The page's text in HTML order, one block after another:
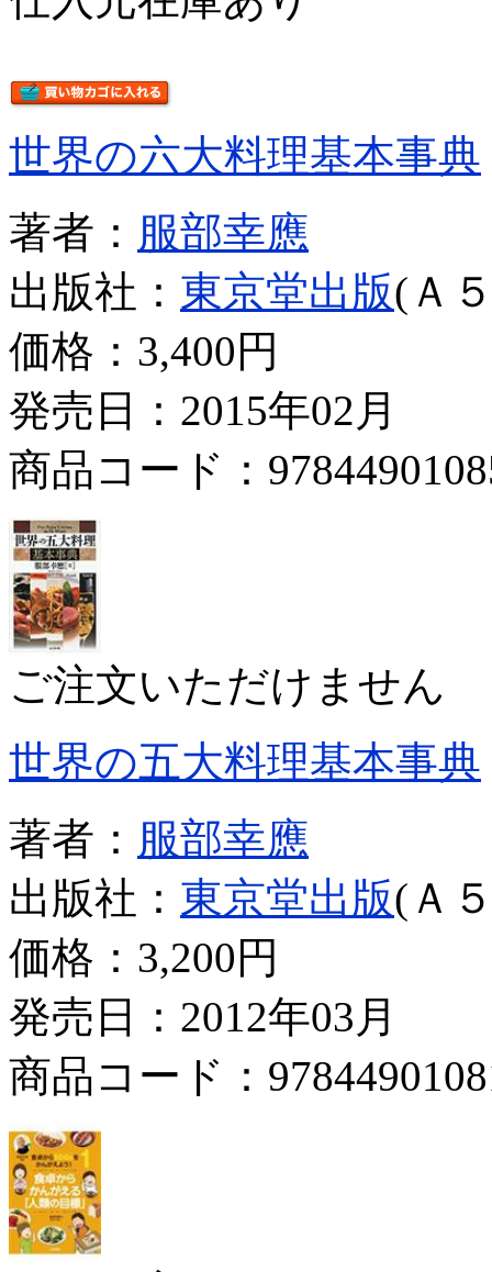
世界の六大料理基本事典
著者： 服部幸應
出版社： 東京堂出版(Ａ
価格： 3,400円
発売日：2015年02月
商品コード：
ご注文いただけません
世界の五大料理基本事典
著者： 服部幸應
出版社： 東京堂出版(Ａ
価格： 3,200円
発売日：2012年03月
商品コード：